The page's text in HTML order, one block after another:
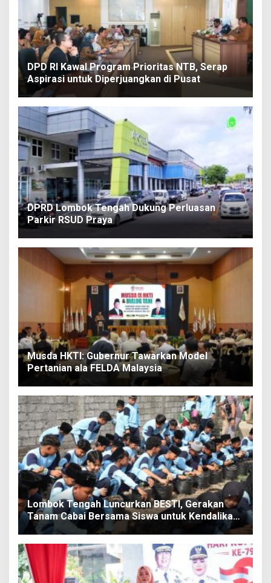
DPD RI Kawal Program Prioritas NTB, Serap
Aspirasi untuk Diperjuangkan di Pusat
DPRD Lombok Tengah Dukung Perluasan
Parkir RSUD Praya
Musda HKTI: Gubernur Tawarkan Model
Pertanian ala FELDA Malaysia
Lombok Tengah Luncurkan BESTI, Gerakan
Tanam Cabai Bersama Siswa untuk Kendalikan
Inflasi